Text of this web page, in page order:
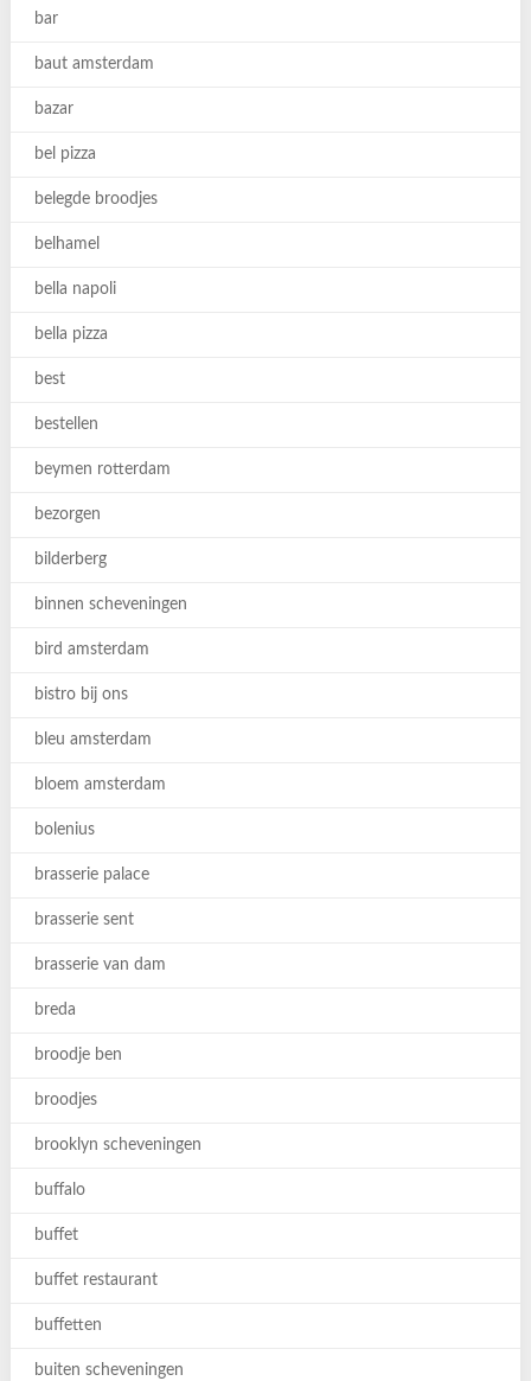
bar
baut amsterdam
bazar
bel pizza
belegde broodjes
belhamel
bella napoli
bella pizza
best
bestellen
beymen rotterdam
bezorgen
bilderberg
binnen scheveningen
bird amsterdam
bistro bij ons
bleu amsterdam
bloem amsterdam
bolenius
brasserie palace
brasserie sent
brasserie van dam
breda
broodje ben
broodjes
brooklyn scheveningen
buffalo
buffet
buffet restaurant
buffetten
buiten scheveningen